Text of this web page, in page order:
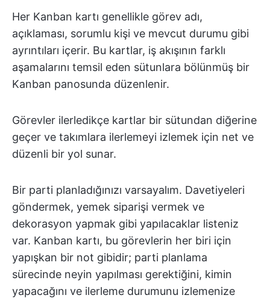
Her Kanban kartı genellikle görev adı,
açıklaması, sorumlu kişi ve mevcut durumu gibi
ayrıntıları içerir. Bu kartlar, iş akışının farklı
aşamalarını temsil eden sütunlara bölünmüş bir
Kanban panosunda düzenlenir.
Görevler ilerledikçe kartlar bir sütundan diğerine
geçer ve takımlara ilerlemeyi izlemek için net ve
düzenli bir yol sunar.
Bir parti planladığınızı varsayalım. Davetiyeleri
göndermek, yemek siparişi vermek ve
dekorasyon yapmak gibi yapılacaklar listeniz
var. Kanban kartı, bu görevlerin her biri için
yapışkan bir not gibidir; parti planlama
sürecinde neyin yapılması gerektiğini, kimin
yapacağını ve ilerleme durumunu izlemenize